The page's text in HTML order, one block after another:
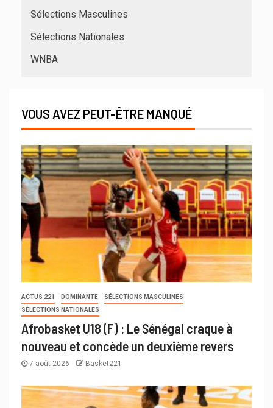
Sélections Masculines
Sélections Nationales
WNBA
VOUS AVEZ PEUT-ÊTRE MANQUÉ
ACTUS 221 DOMINANTE
SÉLECTIONS MASCULINES
SÉLECTIONS NATIONALES
Afrobasket U18 (F) : Le Sénégal craque à
nouveau et concède un deuxième revers
7 août 2026 Basket221